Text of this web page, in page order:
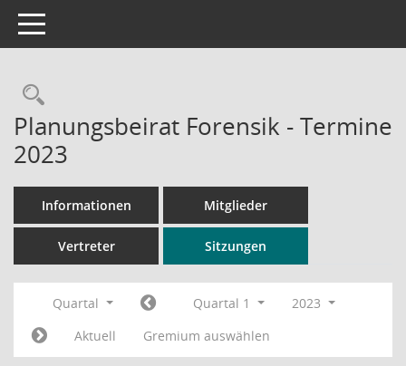
Toggle navigation
Rechercheauswahl
Planungsbeirat Forensik - Termine
2023
Informationen Mitglieder
Vertreter Sitzungen
Quartal Quartal 1
2023
Aktuell
Gremium auswählen